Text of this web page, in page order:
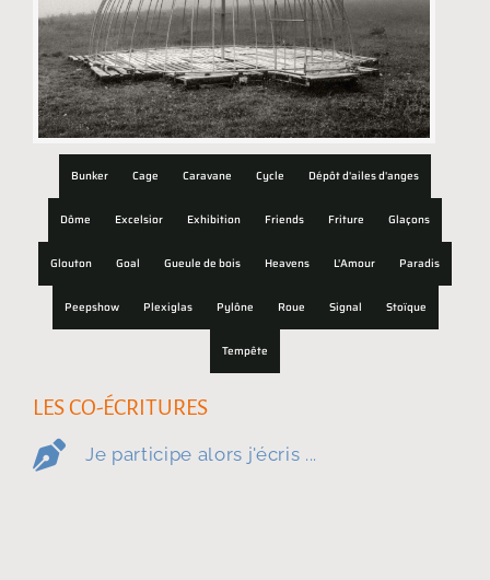
Bunker Cage Caravane Cycle Dépôt d'ailes d'anges
Dôme Excelsior Exhibition Friends Friture Glaçons
Glouton Goal Gueule de bois Heavens L'Amour Paradis
Peepshow Plexiglas Pylône Roue Signal Stoïque
Tempête
LES CO-ÉCRITURES
Je participe alors j'écris ...